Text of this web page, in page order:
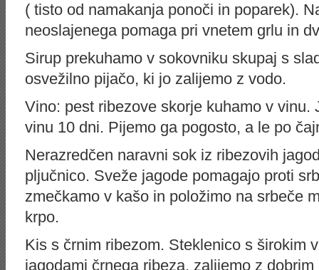
( tisto od namakanja ponoči in poparek).
neoslajenega pomaga pri vnetem grlu in
Sirup prekuhamo v sokovniku skupaj s
osvežilno pijačo, ki jo zalijemo z vodo.
Vino: pest ribezove skorje kuhamo v vinu.
vinu 10 dni. Pijemo ga pogosto, a le po
Nerazredčen naravni sok iz ribezovih
pljučnico. Sveže jagode pomagajo proti
zmečkamo v kašo in položimo na srbeče
krpo.
Kis s črnim ribezom. Steklenico s širokim
jagodami črnega ribeza, zalijemo z